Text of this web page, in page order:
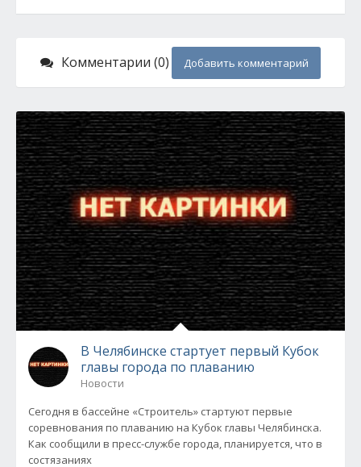
Комментарии (0) Добавить комментарий
В Челябинске стартует первый Кубок
главы города по плаванию
Новости
Сегодня в бассейне «Строитель» стартуют первые
соревнования по плаванию на Кубок главы Челябинска.
Как сообщили в пресс-службе города, планируется, что в
состязаниях